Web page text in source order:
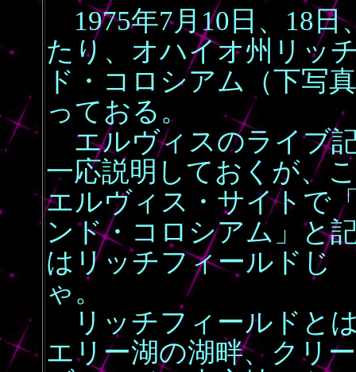
1975年7月10日、18日
たり、オハイオ州リッ
ド・コロシアム（下写
っておる。
エルヴィスのライブ
一応説明しておくが、
エルヴィス・サイトで
ンド・コロシアム」と
はリッチフィールドじ
ゃ。
リッチフィールドと
エリー湖の湖畔、クリー